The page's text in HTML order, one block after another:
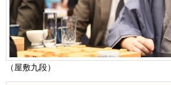
（屋敷九段）